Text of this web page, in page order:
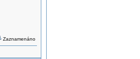
Zaznamenáno